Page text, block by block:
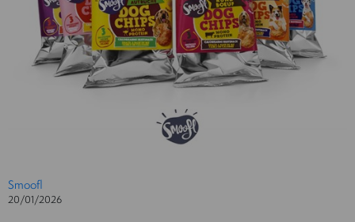
Smoofl
20/01/2026